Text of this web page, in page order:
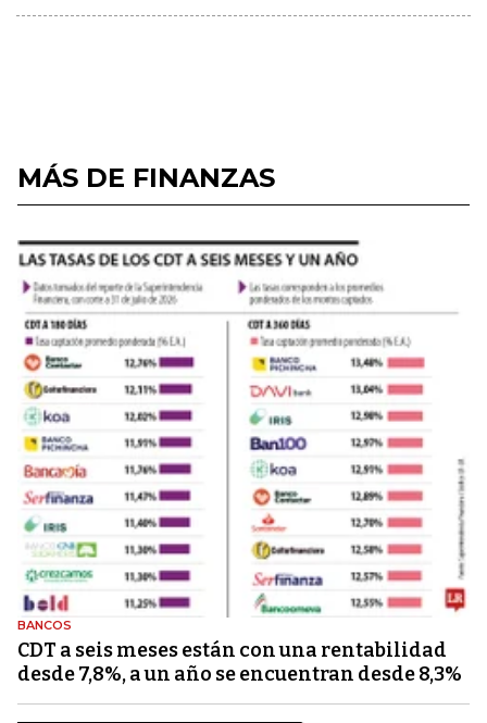
MÁS DE FINANZAS
BANCOS
CDT a seis meses están con una rentabilidad
desde 7,8%, a un año se encuentran desde 8,3%